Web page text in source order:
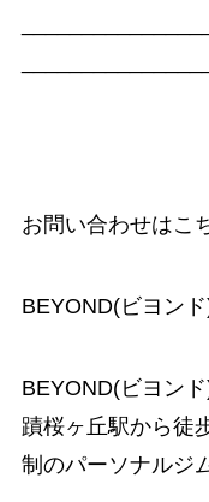
お問い合わせはこ
BEYOND(ビヨン
BEYOND(ビヨン
蹟桜ヶ丘駅から徒
制のパーソナルジ